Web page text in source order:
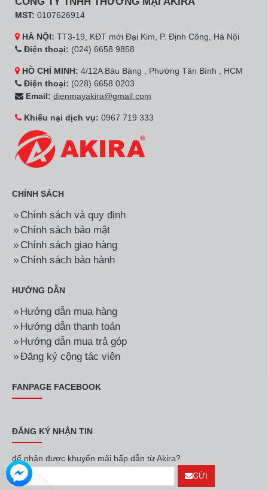
MST: 0107626914
HÀ NỘI: TT3-19, KĐT mới Đại Kim, P. Định Công, Hà Nội
Điện thoại: (024) 6658 9858
HỒ CHÍ MINH: 4/12A Bàu Bàng , Phường Tân Bình , HCM
Điện thoại: (028) 6658 0203
Email: dienmayakira@gmail.com
Khiếu nại dịch vụ: 0967 719 333
CHÍNH SÁCH
Chính sách và quy định
Chính sách bảo mật
Chính sách giao hàng
Chính sách bảo hành
HƯỚNG DẪN
Hướng dẫn mua hàng
Hướng dẫn thanh toán
Hướng dẫn mua trả góp
Đăng ký cộng tác viên
FANPAGE FACEBOOK
ĐĂNG KÝ NHẬN TIN
để nhận được khuyến mãi hấp dẫn từ Akira?
GỬI